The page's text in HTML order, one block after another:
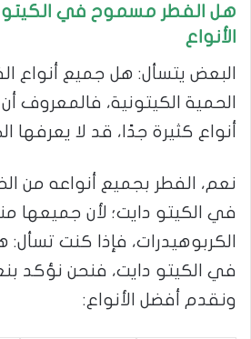
هل الفطر مسموح في الكيتو
الأنواع
البعض يتسأل: هل جميع
الحمية الكيتونية، فالمعروف
أنواع كثيرة جدًا، قد لا يعرفها
نعم، الفطر بجميع أنواعه من
في الكيتو دايت؛ لأن جميعها
الكربوهيدرات، فإذا كنت
في الكيتو دايت، فنحن نؤكد
ونقدم أفضل الأنواع: